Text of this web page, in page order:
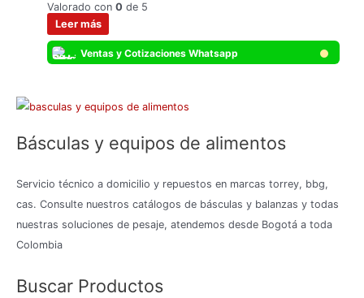
Básculas y equipos de alimentos
Servicio técnico a domicilio y repuestos en marcas torrey, bbg,
cas. Consulte nuestros catálogos de básculas y balanzas y todas
nuestras soluciones de pesaje, atendemos desde Bogotá a toda
Colombia
Buscar Productos
Valorado con0 de 5
Leer más
Ventas y Cotizaciones Whatsapp